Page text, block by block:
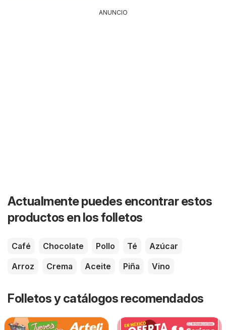
ANUNCIO
Actualmente puedes encontrar estos
productos en los folletos
Café Chocolate Pollo Té
Azúcar
Arroz
Crema Aceite Piña Vino
Folletos y catálogos recomendados